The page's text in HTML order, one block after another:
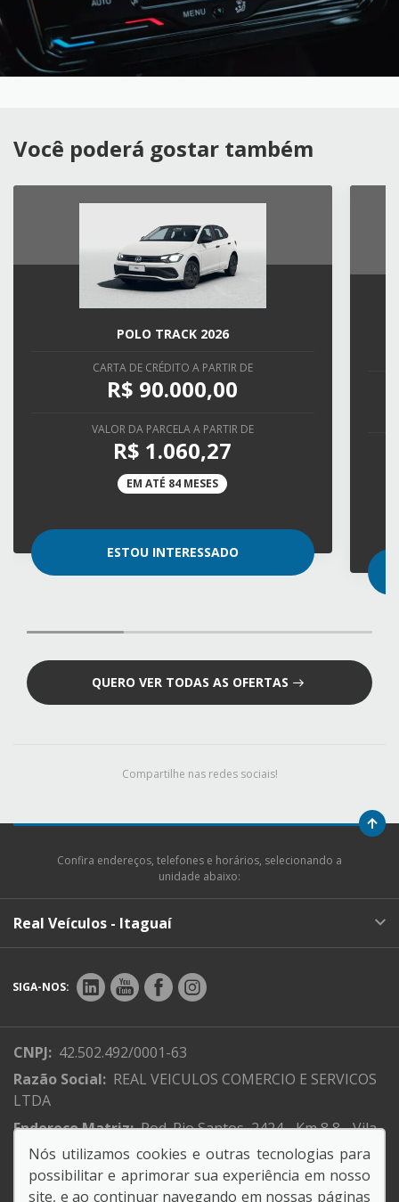
Você poderá gostar também
POLO TRACK 2026
CARTA DE CRÉDITO A PARTIR DE
R$ 90.000,00
VALOR DA PARCELA A PARTIR DE
R$ 1.060,27
EM ATÉ 84 MESES
ESTOU INTERESSADO
QUERO VER TODAS AS OFERTAS
Compartilhe nas redes sociais!
Confira endereços, telefones e horários, selecionando a
unidade abaixo:
Real Veículos - Itaguaí
SIGA-NOS:
CNPJ: 42.502.492/0001-63
Razão Social: REAL VEICULOS COMERCIO E SERVICOS
LTDA
Endereço Matriz:Rod. Rio Santos, 2424 - Km 8,8 - Vila
Ibirapitanga - Itaguaí-RJ
Nós utilizamos cookies e outras tecnologias para
possibilitar e aprimorar sua experiência em nosso
site, e ao continuar navegando em nossas páginas